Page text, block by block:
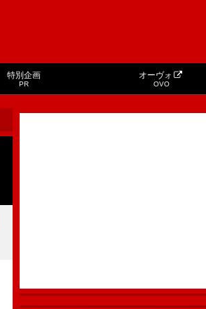
特別企画
PR
オーヴォ
OVO